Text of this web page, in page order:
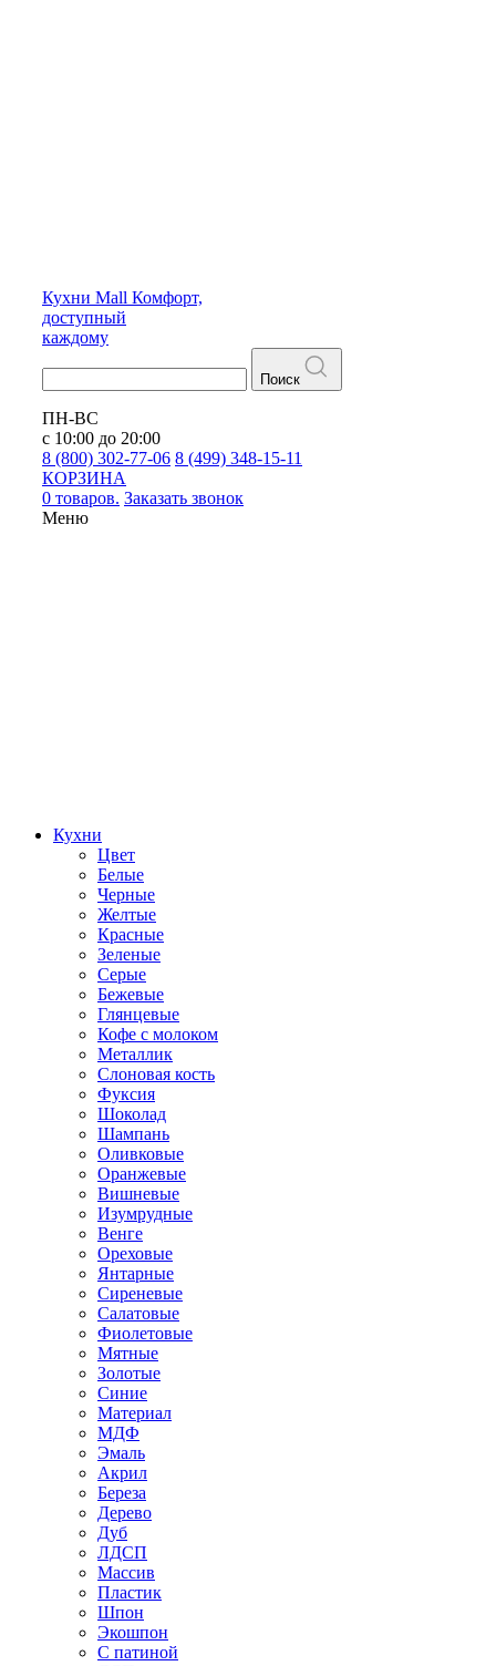
Кухни Mall Комфорт,
доступный
каждому
Поиск
ПН-ВС
с 10:00 до 20:00
8 (800) 302-77-06 8 (499) 348-15-11
КОРЗИНА
0 товаров. Заказать звонок
Меню
Кухни
Цвет
Белые
Черные
Желтые
Красные
Зеленые
Серые
Бежевые
Глянцевые
Кофе с молоком
Металлик
Слоновая кость
Фуксия
Шоколад
Шампань
Оливковые
Оранжевые
Вишневые
Изумрудные
Венге
Ореховые
Янтарные
Сиреневые
Салатовые
Фиолетовые
Мятные
Золотые
Синие
Материал
МДФ
Эмаль
Акрил
Береза
Дерево
Дуб
ЛДСП
Массив
Пластик
Шпон
Экошпон
С патиной